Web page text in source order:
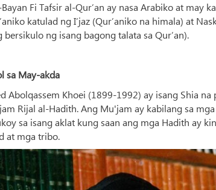
Fi Tafsir al-Qur’an ay nasa Arabiko at may
katulad ng I’jaz (Qur’aniko na himala) at
bersikulo ng isang bagong talata sa Qur’an).
sa May-akda
Abolqassem Khoei (1899-1992) ay isang Shia
Rijal al-Hadith. Ang Mu'jam ay kabilang sa
sa isang aklat kung saan ang mga Hadith ay
at mga tribo.